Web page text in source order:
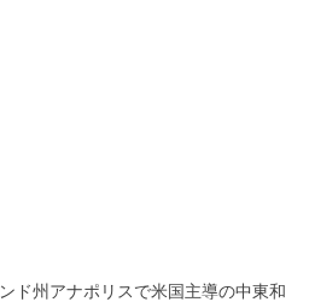
ド州アナポリスで米国主導の中東和